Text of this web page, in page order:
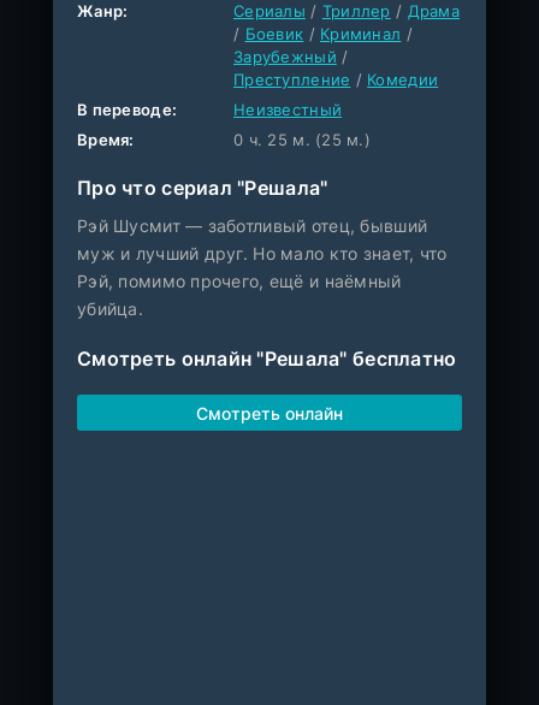
Жанр:
Сериалы / Триллер / Драма
/ Боевик / Криминал /
Зарубежный /
Преступление / Комедии
В переводе:
Неизвестный
Время:
0 ч. 25 м. (25 м.)
Про что сериал "Решала"
Рэй Шусмит — заботливый отец, бывший
муж и лучший друг. Но мало кто знает, что
Рэй, помимо прочего, ещё и наёмный
убийца.
Смотреть онлайн "Решала" бесплатно
Смотреть онлайн